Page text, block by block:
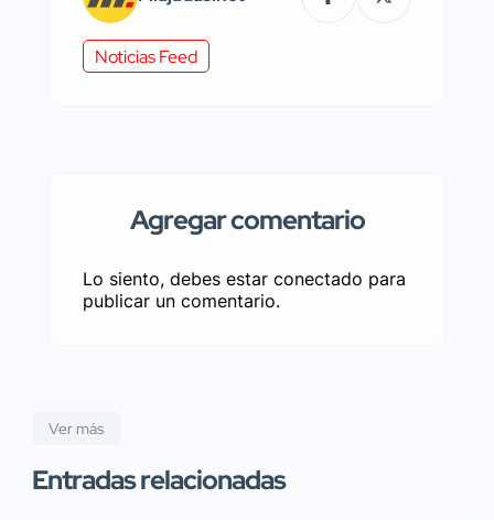
Noticias Feed
Agregar comentario
Lo siento, debes estar conectado para
publicar un comentario.
Ver más
Entradas relacionadas